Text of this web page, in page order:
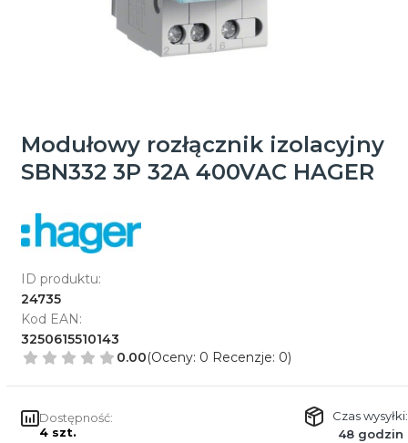
Modułowy rozłącznik izolacyjny
SBN332 3P 32A 400VAC HAGER
ID produktu:
24735
Kod EAN:
3250615510143
0.00(Oceny: 0 Recenzje: 0)
Dostępność:
4 szt.
Czas wysyłki:
48 godzin